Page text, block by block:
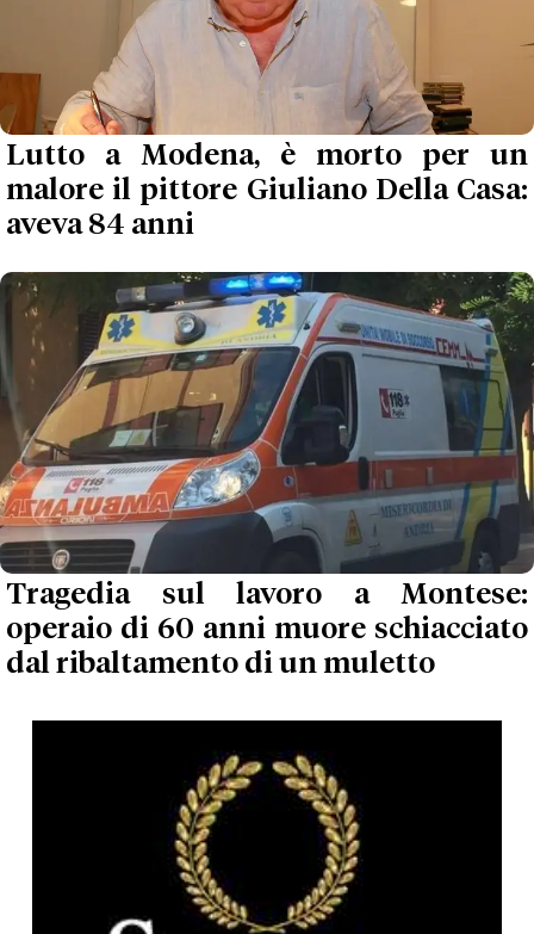
Lutto a Modena, è morto per un
malore il pittore Giuliano Della Casa:
aveva 84 anni
Tragedia sul lavoro a Montese:
operaio di 60 anni muore schiacciato
dal ribaltamento di un muletto